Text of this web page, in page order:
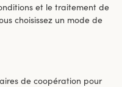
et le traitement de
choisissez un mode de
de coopération pour